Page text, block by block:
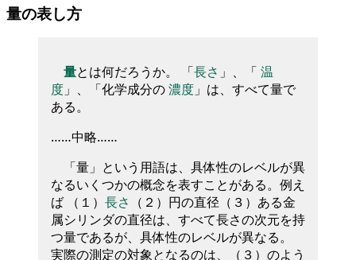
量の表し方
量とは何だろうか。 「長さ 」、「 温
度 」、「化学成分の濃度 」は、すべて量で
ある。
……中略……
「量」という用語は、具体性のレベルが異
なるいくつかの概念を表すことがある。例え
ば （１） 長さ （２）円の直径（３）ある金
属シリンダの直径は、すべて長さの次元を持
つ量であるが、具体性のレベルが異なる。
実際の測定の対象となるのは、（３）のよう